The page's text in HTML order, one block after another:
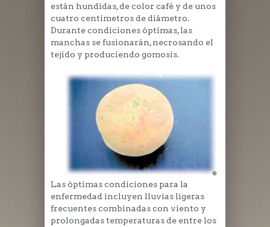
están hundidas, de color café y de unos
cuatro centímetros de diámetro.
Durante condiciones óptimas, las
manchas se fusionarán, necrosando el
tejido y produciendo gomosis.
Las óptimas condiciones para la
enfermedad incluyen lluvias ligeras
frecuentes combinadas con viento y
prolongadas temperaturas de entre los